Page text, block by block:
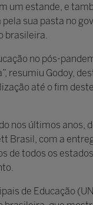
um estande, e
sua pasta no
brasileira.
no pós-
resumiu Godoy,
até o fim
nos últimos anos,
Brasil, com a
de todos os
de Educação